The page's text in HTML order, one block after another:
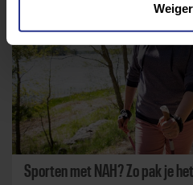
Sporten met NAH? Zo pak je